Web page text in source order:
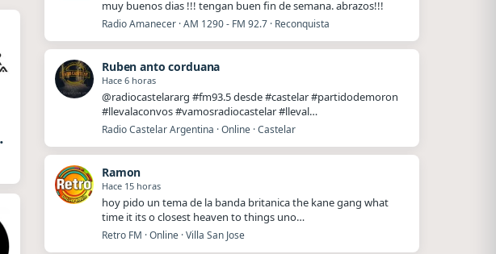
muy buenos dias !!! tengan buen fin de semana. abrazos!!!
Radio Amanecer · AM 1290 - FM 92.7 · Reconquista
Ruben anto corduana
Hace 6 horas
@radiocastelararg #fm93.5 desde #castelar #partidodemoron
#llevalaconvos #vamosradiocastelar #lleval…
Radio Castelar Argentina · Online · Castelar
Ramon
Hace 15 horas
hoy pido un tema de la banda britanica the kane gang what
time it its o closest heaven to things uno…
Retro FM · Online · Villa San Jose